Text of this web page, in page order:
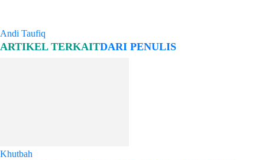
Andi Taufiq
ARTIKEL TERKAITDARI PENULIS
Khutbah